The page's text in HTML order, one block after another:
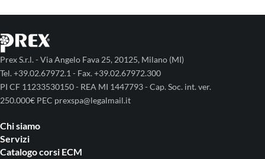
Prex S.r.l. - Via Angelo Fava 25, 20125, Milano (MI)
Tel. +39.02.67972.1 - Fax. +39.02.67972.300
PI CF 11233530150 - REA MI 1447793 - Cap. Soc. int. ver.
250.000€ PEC prexspa@legalmail.it
Chi siamo
Servizi
Catalogo corsi ECM